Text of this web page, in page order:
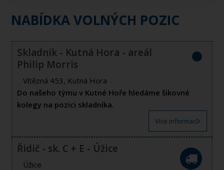
NABÍDKA VOLNÝCH POZIC
Skladník - Kutná Hora - areál
Philip Morris
Vítězná 453, Kutná Hora
Do našeho týmu v Kutné Hoře hledáme šikovné
kolegy na pozici skladníka.
Více informací
Řidič - sk. C + E - Úžice
Úžice